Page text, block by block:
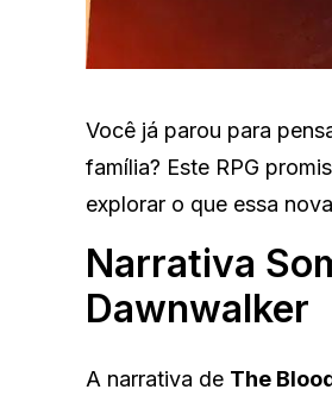
Você já parou para
família? Este RPG
explorar o que essa
Narrativa
Dawnwalker
A narrativa de The